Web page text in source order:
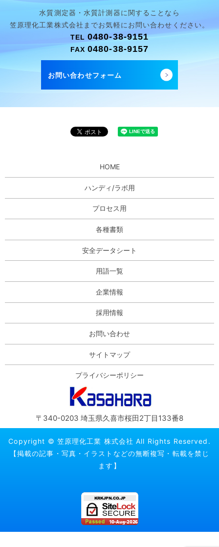
水質測定器・水質計測器に関することなら
笠原理化工業株式会社までお気軽にお問い合わせください。
TEL0480-38-9151
FAX0480-38-9157
お問い合わせフォーム
HOME
ハンディ/ラボ用
プロセス用
各種書類
安全データシート
用語一覧
企業情報
採用情報
お問い合わせ
サイトマップ
プライバシーポリシー
〒340-0203 埼玉県久喜市桜田2丁目133番8
Copyright © 笠原理化工業 株式会社 All Rights Reserved.
【掲載の記事・写真・イラストなどの無断複写・転載を禁じ
ます】